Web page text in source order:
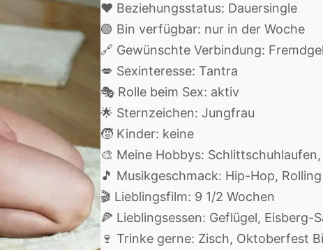
❤️ Beziehungsstatus: Dauersingle
🟢 Bin verfügbar: nur in der Woche
🔗 Gewünschte Verbindung:
💋 Sexinteresse: Tantra
🎭 Rolle beim Sex: aktiv
🌟 Sternzeichen: Jungfrau
🧒 Kinder: keine
🎨 Meine Hobbys:
🎵 Musikgeschmack: Hip-Hop,
🎬 Lieblingsfilm: 9 1/2 Wochen
🍕 Lieblingsessen: Geflügel, Eisberg-
🍷 Trinke gerne: Zisch, Oktoberfest